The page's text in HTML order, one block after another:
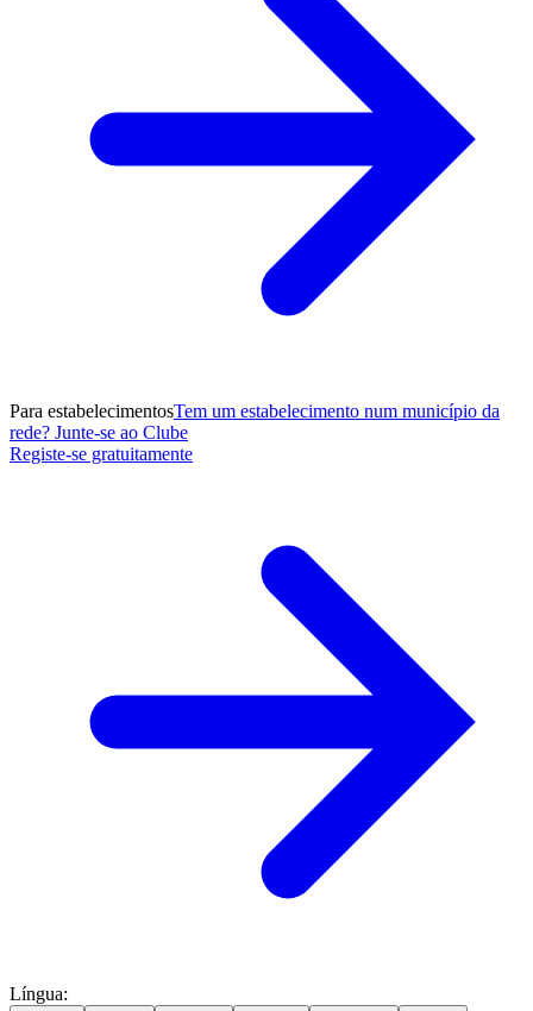
Para estabelecimentosTem um estabelecimento num município da
rede? Junte-se ao Clube
Registe-se gratuitamente
Língua: